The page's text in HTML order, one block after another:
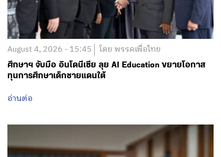
August 4, 2026 - 15:45 โดย พรรคเพื่อไทย
ศึกษาฯ จับมือ อินโดนีเซีย ลุย AI Education ขยายโอกาส
ทุนการศึกษาเด็กชายแดนใต้
อ่านต่อ